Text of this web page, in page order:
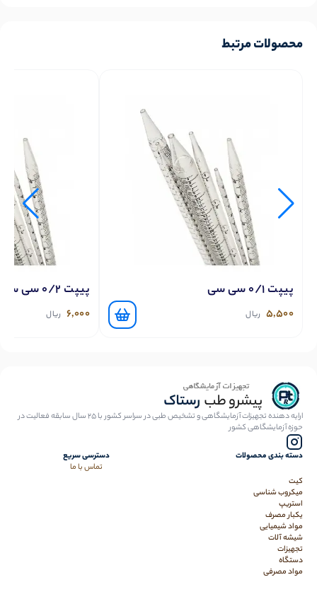
محصولات مرتبط
پیپت 0/1 سی سی
5,500 ریال
پیپت 0/2 سی سی
6,000 ریال
ارایه دهنده تجهیزات آزمایشگاهی و تشخیص طبی در سراسر کشور با 25 سال سابقه فعالیت در
حوزه آزمایشگاهی کشور
دسته بندی محصولات
کیت
میکروب شناسی
استریپ
یکبار مصرف
مواد شیمیایی
شیشه آلات
تجهیزات
دستگاه
مواد مصرفی
دسترسی سریع
تماس با ما